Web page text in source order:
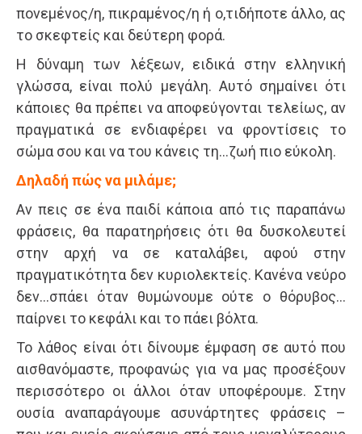
πονεμένος/η, πικραμένος/η ή ο,τιδήποτε άλλο, ας
το σκεφτείς και δεύτερη φορά.
Η δύναμη των λέξεων, ειδικά στην ελληνική
γλώσσα, είναι πολύ μεγάλη. Αυτό σημαίνει ότι
κάποιες θα πρέπει να αποφεύγονται τελείως, αν
πραγματικά σε ενδιαφέρει να φροντίσεις το
σώμα σου και να του κάνεις τη…ζωή πιο εύκολη.
Δηλαδή πώς να μιλάμε;
Αν πεις σε ένα παιδί κάποια από τις παραπάνω
φράσεις, θα παρατηρήσεις ότι θα δυσκολευτεί
στην αρχή να σε καταλάβει, αφού στην
πραγματικότητα δεν κυριολεκτείς. Κανένα νεύρο
δεν…σπάει όταν θυμώνουμε ούτε ο θόρυβος…
παίρνει το κεφάλι και το πάει βόλτα.
Το λάθος είναι ότι δίνουμε έμφαση σε αυτό που
αισθανόμαστε, προφανώς για να μας προσέξουν
περισσότερο οι άλλοι όταν υποφέρουμε. Στην
ουσία αναπαράγουμε ασυνάρτητες φράσεις –